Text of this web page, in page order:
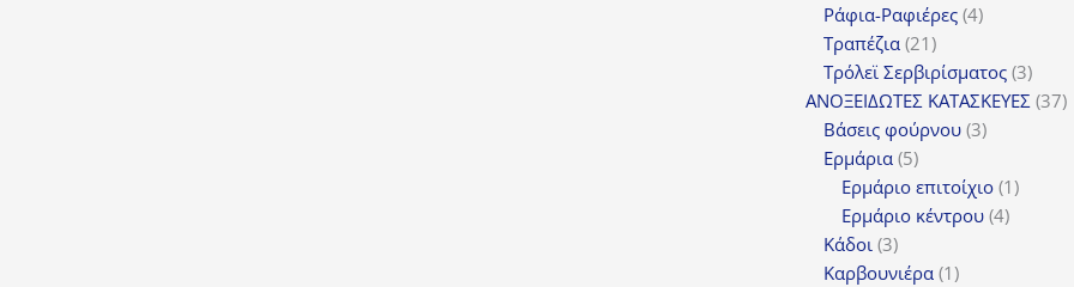
προϊόν
Ράφια-Ραφιέρες 44
Τραπέζια 2121
προϊόντα
Τρόλεϊ Σερβιρίσματος 33
ΑΝΟΞΕΙΔΩΤΕΣ ΚΑΤΑΣΚΕΥΕΣ 37
Βάσεις φούρνου 33
Ερμάρια 55
προϊόντα
Ερμάριο επιτοίχιο 11
Ερμάριο κέντρου 44
Κάδοι 33
προϊόντα
Καρβουνιέρα 11